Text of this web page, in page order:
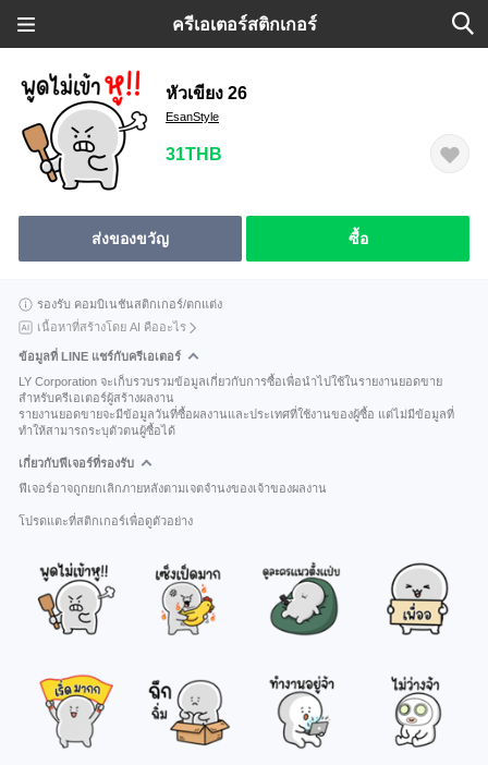
ครีเอเตอร์สติกเกอร์
หัวเขียง 26
EsanStyle
31THB
ส่งของขวัญ ซื้อ
รองรับ คอมบิเนชันสติกเกอร์/ตกแต่ง
เนื้อหาที่สร้างโดย AI คืออะไร
ข้อมูลที่ LINE แชร์กับครีเอเตอร์
LY Corporation จะเก็บรวบรวมข้อมูลเกี่ยวกับการซื้อเพื่อนำไปใช้ในรายงานยอดขาย
สำหรับครีเอเตอร์ผู้สร้างผลงาน
รายงานยอดขายจะมีข้อมูลวันที่ซื้อผลงานและประเทศที่ใช้งานของผู้ซื้อ แต่ไม่มีข้อมูลที่
ทำให้สามารถระบุตัวตนผู้ซื้อได้
เกี่ยวกับฟีเจอร์ที่รองรับ
ฟีเจอร์อาจถูกยกเลิกภายหลังตามเจตจำนงของเจ้าของผลงาน
โปรดแตะที่สติกเกอร์เพื่อดูตัวอย่าง